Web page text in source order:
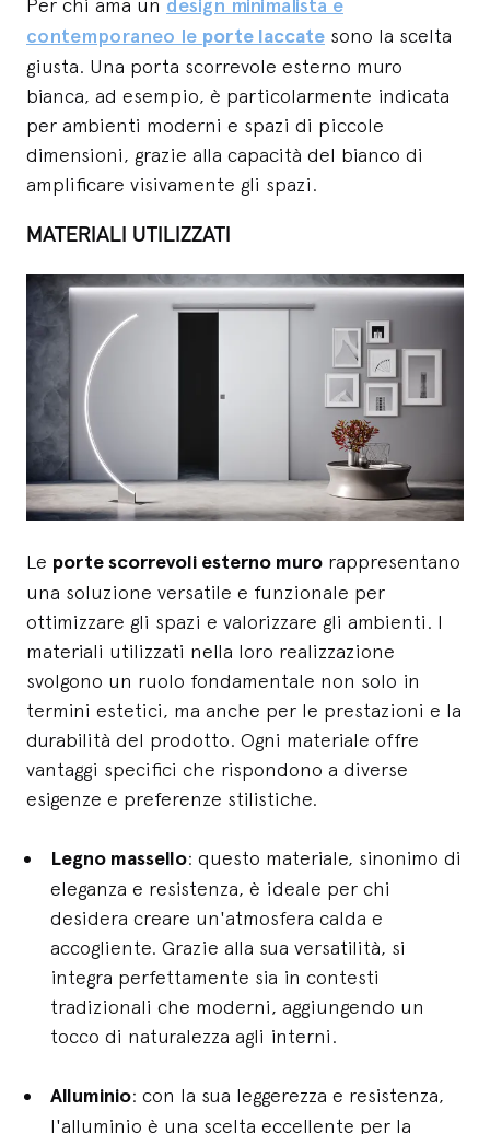
design minimalista e
contemporaneo le porte laccate sono la scelta
giusta. Una porta scorrevole esterno muro
bianca, ad esempio, è particolarmente indicata
per ambienti moderni e spazi di piccole
dimensioni, grazie alla capacità del bianco di
amplificare visivamente gli spazi.
MATERIALI UTILIZZATI
Le porte scorrevoli esterno muro rappresentano
una soluzione versatile e funzionale per
ottimizzare gli spazi e valorizzare gli ambienti. I
materiali utilizzati nella loro realizzazione
svolgono un ruolo fondamentale non solo in
termini estetici, ma anche per le prestazioni e la
durabilità del prodotto. Ogni materiale offre
vantaggi specifici che rispondono a diverse
esigenze e preferenze stilistiche.
Legno massello: questo materiale, sinonimo di
eleganza e resistenza, è ideale per chi
desidera creare un'atmosfera calda e
accogliente. Grazie alla sua versatilità, si
integra perfettamente sia in contesti
tradizionali che moderni, aggiungendo un
tocco di naturalezza agli interni.
Alluminio: con la sua leggerezza e resistenza,
l'alluminio è una scelta eccellente per la